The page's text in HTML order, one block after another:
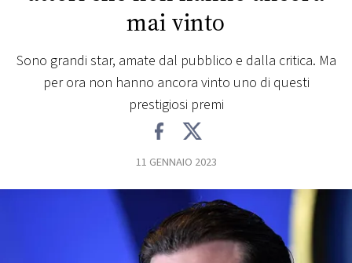
PLAYLIST
CONCORSI
mai vinto
Sono grandi star, amate dal pubblico e dalla critica. Ma
per ora non hanno ancora vinto uno di questi
prestigiosi premi
11 GENNAIO 2023